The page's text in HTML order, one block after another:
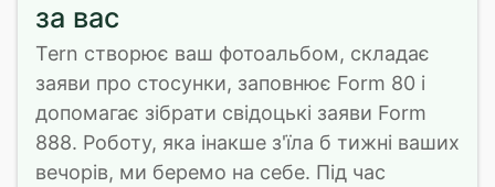
за вас
Tern створює ваш фотоальбом, складає
заяви про стосунки, заповнює Form 80 і
допомагає зібрати свідоцькі заяви Form
888. Роботу, яка інакше з'їла б тижні ваших
вечорів, ми беремо на себе. Під час